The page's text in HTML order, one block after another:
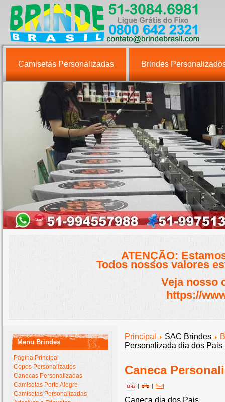
Camisetas Personalizadas Brindes
ATENÇÃO:
Todos nossos valores
Veja nosso
https://
Menu Brindes
Página Principal
Copos Personalizados
Canecas Personalizadas
Camisetas Porto Alegre
Camisetas Personalizadas
Principal SAC Brindes
Personalizada dia dos Pais
Caneca
| |
Caneca dia dos Pais